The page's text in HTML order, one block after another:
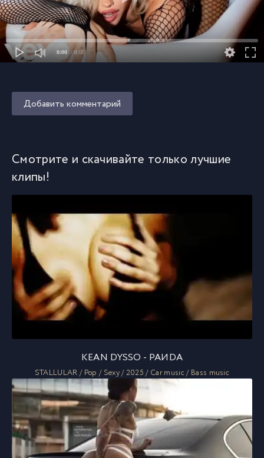
0:00 / 0:00
Добавить комментарий
Смотрите и скачивайте только лучшие
клипы!
KEAN DYSSO - PAИDA
STALLULAR / Pop / Sexy / 2025 / Car music / Bass music